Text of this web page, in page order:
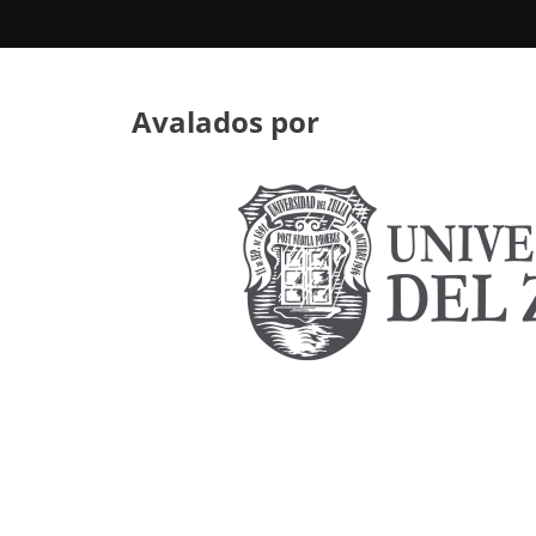
Avalados por